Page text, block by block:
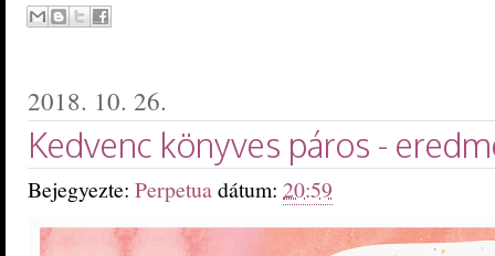
2018. 10. 26.
Kedvenc könyves páros -
Bejegyezte: Perpetuadátum: 20:59